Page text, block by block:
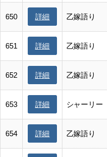
650 詳細 乙嫁語り
651 詳細 乙嫁語り
652 詳細 乙嫁語り
653 詳細 シャーリー
654 詳細 乙嫁語り